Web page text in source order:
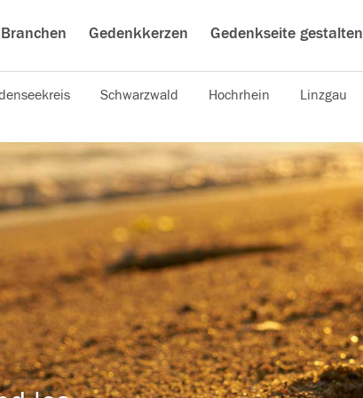
Branchen Gedenkkerzen Gedenkseite gestalten
Schwarzwald Hochrhein Linzgau